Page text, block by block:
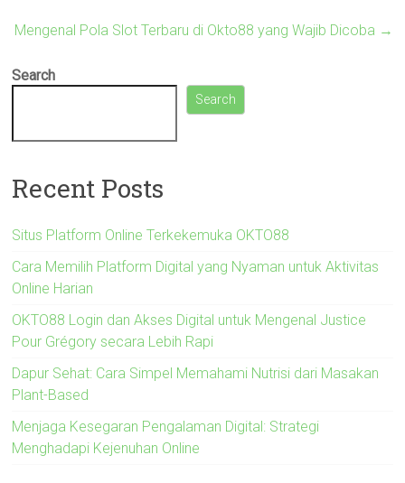
Mengenal Pola Slot Terbaru di Okto88 yang Wajib Dicoba →
Search
Search
Recent Posts
Situs Platform Online Terkekemuka OKTO88
Cara Memilih Platform Digital yang Nyaman untuk Aktivitas
Online Harian
OKTO88 Login dan Akses Digital untuk Mengenal Justice
Pour Grégory secara Lebih Rapi
Dapur Sehat: Cara Simpel Memahami Nutrisi dari Masakan
Plant-Based
Menjaga Kesegaran Pengalaman Digital: Strategi
Menghadapi Kejenuhan Online